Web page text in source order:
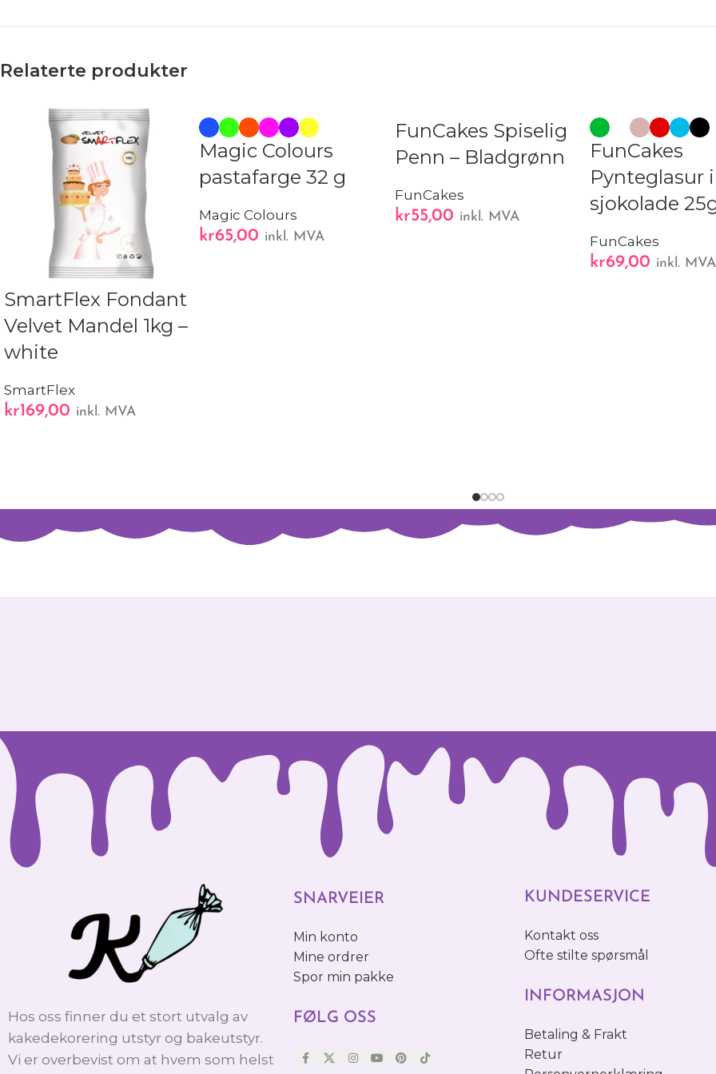
Relaterte produkter
SmartFlex Fondant
Velvet Mandel 1kg –
white
SmartFlex
kr169,00 inkl. MVA
Magic Colours
pastafarge 32 g
Magic Colours
kr65,00 inkl. MVA
FunCakes Spiselig
Penn – Bladgrønn
FunCakes
kr55,00 inkl. MVA
FunCakes
Pynteglasur i
sjokolade
FunCakes
kr69,00 inkl. MVA
Hos oss finner du et stort utvalg av
kakedekorering utstyr og bakeutstyr.
Vi er overbevist om at hvem som helst
SNARVEIER
Min konto
Mine ordrer
Spor min pakke
FØLG OSS
KUNDESERVICE
Kontakt oss
Ofte stilte spørsmål
INFORMASJON
Betaling & Frakt
Retur